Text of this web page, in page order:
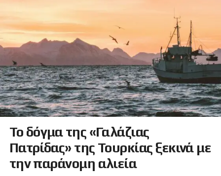
Το δόγμα της «Γαλάζιας
Πατρίδας» της Τουρκίας ξεκινά με
την παράνομη αλιεία